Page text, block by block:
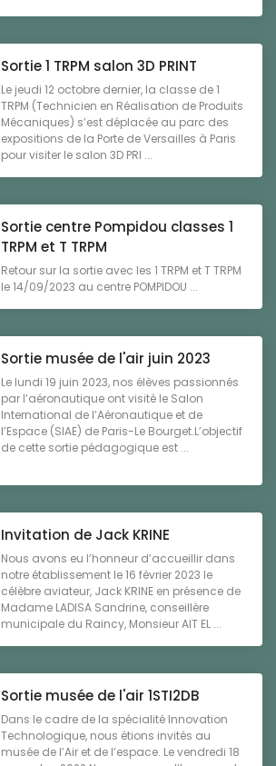
Sortie 1 TRPM salon 3D PRINT
Le jeudi 12 octobre dernier, la classe de 1
TRPM (Technicien en Réalisation de Produits
Mécaniques) s’est déplacée au parc des
expositions de la Porte de Versailles à Paris
pour visiter le salon 3D PRI ...
Sortie centre Pompidou classes 1
TRPM et T TRPM
Retour sur la sortie avec les 1 TRPM et T TRPM
le 14/09/2023 au centre POMPIDOU ...
Sortie musée de l'air juin 2023
Le lundi 19 juin 2023, nos élèves passionnés
par l’aéronautique ont visité le Salon
International de l’Aéronautique et de
l’Espace (SIAE) de Paris-Le Bourget.L’objectif
de cette sortie pédagogique est ...
Invitation de Jack KRINE
Nous avons eu l’honneur d’accueillir dans
notre établissement le 16 février 2023 le
célèbre aviateur, Jack KRINE en présence de
Madame LADISA Sandrine, conseillère
municipale du Raincy, Monsieur AIT EL ...
Sortie musée de l'air 1STI2DB
Dans le cadre de la spécialité Innovation
Technologique, nous étions invités au
musée de l’Air et de l’espace. Le vendredi 18